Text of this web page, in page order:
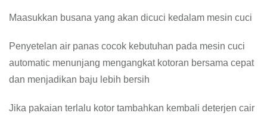
Maasukkan busana yang akan dicuci kedalam mesin cuci
Penyetelan air panas cocok kebutuhan pada mesin cuci
automatic menunjang mengangkat kotoran bersama cepat
dan menjadikan baju lebih bersih
Jika pakaian terlalu kotor tambahkan kembali deterjen cair